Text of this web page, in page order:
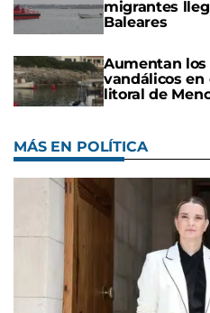
migrantes
Baleares
Aumentan los
vandálicos en
litoral de
MÁS EN POLÍTICA